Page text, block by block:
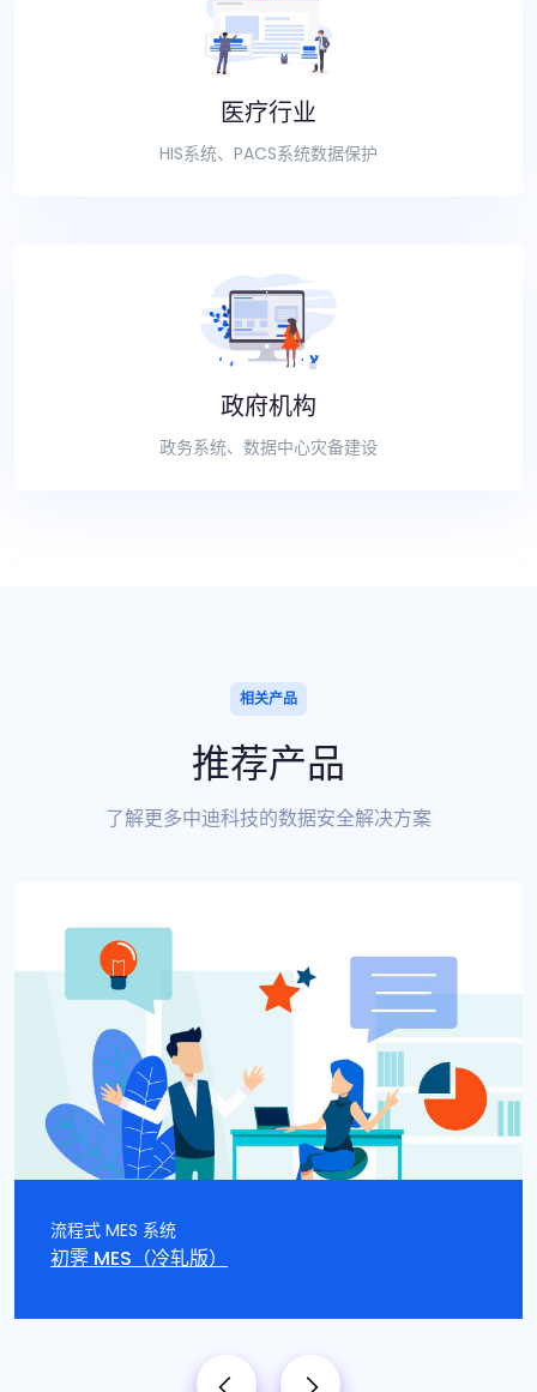
医疗行业
HIS系统、PACS系统数据保护
政府机构
政务系统、数据中心灾备建设
相关产品
推荐产品
了解更多中迪科技的数据安全解决方案
流程式 MES 系统
初霁 MES（冷轧版）